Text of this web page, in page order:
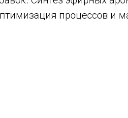
процессов и